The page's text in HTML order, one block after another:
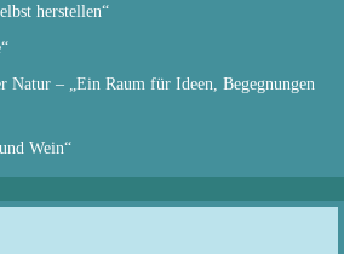
herstellen“
– „Ein Raum für Ideen, Begegnungen
Wein“